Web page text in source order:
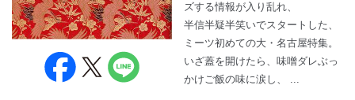
ズする情報が入り乱れ、
半信半疑半笑いでスタートした、
ミーツ初めての大・名古屋特集。
いざ蓋を開けたら、味噌ダレぶっ
かけご飯の味に涙し、 ...